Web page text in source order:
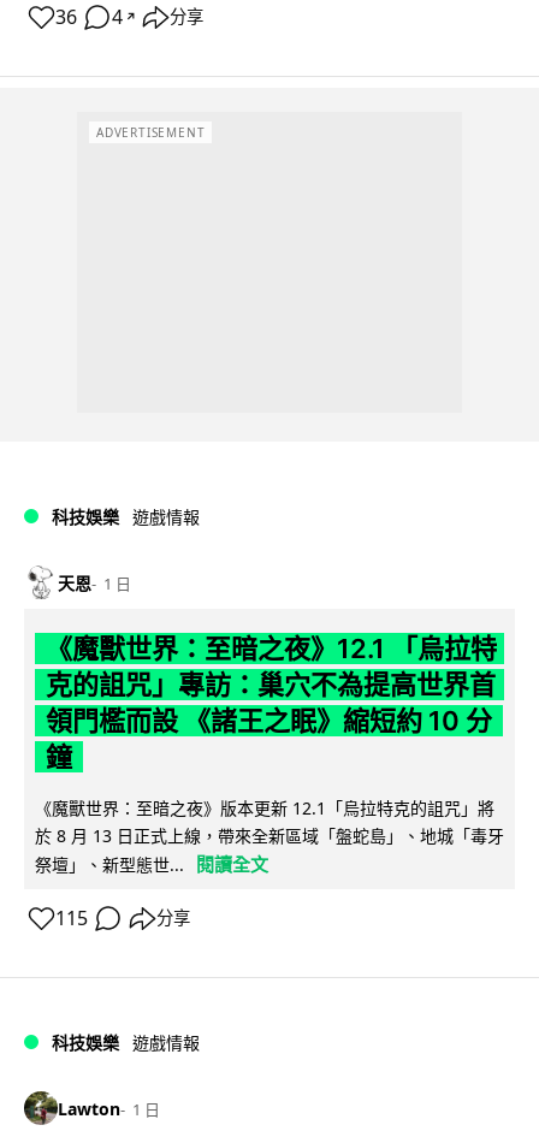
36 4 ↗ 分享
ADVERTISEMENT
科技娛樂 遊戲情報
天恩 1 日
《魔獸世界：至暗之夜》12.1 「烏拉特
克的詛咒」專訪：巢穴不為提高世界首
領門檻而設 《諸王之眠》縮短約 10 分
鐘
《魔獸世界：至暗之夜》版本更新 12.1「烏拉特克的詛咒」將
於 8 月 13 日正式上線，帶來全新區域「盤蛇島」、地城「毒牙
祭壇」、新型態世...
閱讀全文
115 分享
科技娛樂 遊戲情報
Lawton 1 日